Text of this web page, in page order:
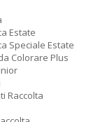
Estate
Speciale Estate
Colorare Plus
Raccolta